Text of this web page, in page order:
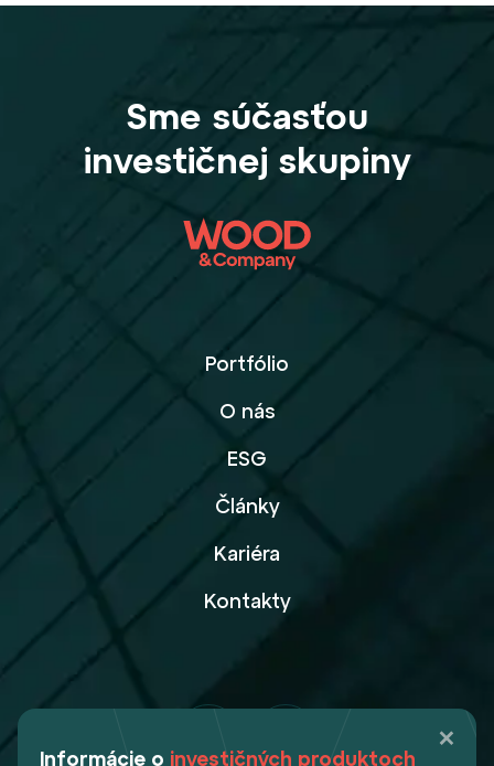
Informácie o investičných produktoch
Sme súčasťou
investičnej skupiny
Portfólio
O nás
ESG
Články
Kariéra
Kontakty